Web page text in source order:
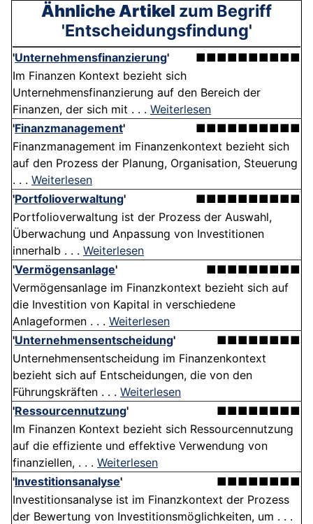
Ähnliche Artikel zum Begriff
'Entscheidungsfindung'
'Unternehmensfinanzierung'
■■■■■■■■■■
Im Finanzen Kontext bezieht sich
Unternehmensfinanzierung auf den Bereich der
Finanzen, der sich mit . . . Weiterlesen
'Finanzmanagement'
■■■■■■■■■■
Finanzmanagement im Finanzenkontext bezieht sich
auf den Prozess der Planung, Organisation, Steuerung
. . . Weiterlesen
'Portfolioverwaltung'
■■■■■■■■■■
Portfolioverwaltung ist der Prozess der Auswahl,
Überwachung und Anpassung von Investitionen
innerhalb . . . Weiterlesen
'Vermögensanlage'
■■■■■■■■■
Vermögensanlage im Finanzkontext bezieht sich auf
die Investition von Kapital in verschiedene
Anlageformen . . . Weiterlesen
'Unternehmensentscheidung'
■■■■■■■■
Unternehmensentscheidung im Finanzenkontext
bezieht sich auf Entscheidungen, die von den
Führungskräften . . . Weiterlesen
'Ressourcennutzung'
■■■■■■■■
Im Finanzen Kontext bezieht sich Ressourcennutzung
auf die effiziente und effektive Verwendung von
finanziellen, . . . Weiterlesen
'Investitionsanalyse'
■■■■■■■■
Investitionsanalyse ist im Finanzkontext der Prozess
der Bewertung von Investitionsmöglichkeiten, um . . .